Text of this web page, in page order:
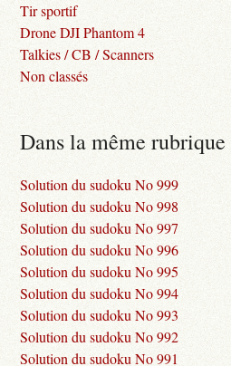
Tir sportif
Drone DJI Phantom 4
Talkies / CB / Scanners
Non classés
Dans la même rubrique
Solution du sudoku No 999
Solution du sudoku No 998
Solution du sudoku No 997
Solution du sudoku No 996
Solution du sudoku No 995
Solution du sudoku No 994
Solution du sudoku No 993
Solution du sudoku No 992
Solution du sudoku No 991